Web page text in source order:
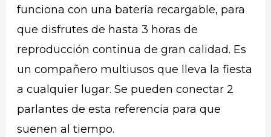
funciona con una batería recargable, para
que disfrutes de hasta 3 horas de
reproducción continua de gran calidad. Es
un compañero multiusos que lleva la fiesta
a cualquier lugar. Se pueden conectar 2
parlantes de esta referencia para que
suenen al tiempo.